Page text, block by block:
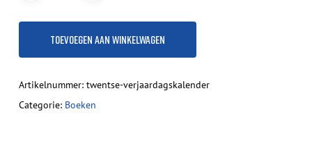
Toevoegen Aan Winkelwagen
Artikelnummer: twentse-verjaardagskalender
Categorie: Boeken